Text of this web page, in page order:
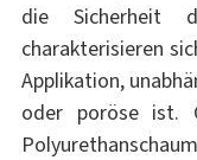
die Sicherheit
charakterisieren
Applikation,
oder poröse ist.